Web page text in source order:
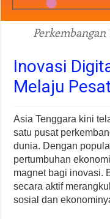
Inovasi
Melaju
Asia Tenggara kini
satu pusat
dunia. Dengan
pertumbuhan
magnet bagi inovasi.
secara aktif
sosial dan